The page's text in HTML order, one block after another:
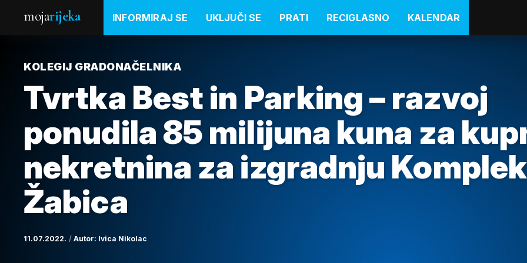
mojarijeka INFORMIRAJ SE UKLJUČI SE PRATI RECIGLASNO KALENDAR
KOLEGIJ GRADONAČELNIKA
Tvrtka Best in Parking – razvoj
ponudila 85 milijuna kuna za
nekretnina za izgradnju
Žabica
11.07.2022. Autor: Ivica Nikolac